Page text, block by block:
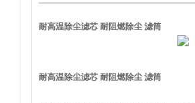
耐高温除尘滤芯 耐阻燃除尘 滤筒
耐高温除尘滤芯 耐阻燃除尘 滤筒